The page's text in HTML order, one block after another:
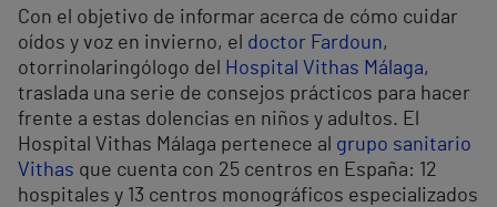
Con el objetivo de informar acerca de cómo cuidar
oídos y voz en invierno, el doctor Fardoun,
otorrinolaringólogo del
Hospital Vithas Málaga,
traslada una serie de consejos prácticos para hacer
frente a estas dolencias en niños y adultos. El
Hospital Vithas Málaga pertenece al grupo sanitario
Vithas que cuenta con 25 centros en España: 12
hospitales y 13 centros monográficos especializados